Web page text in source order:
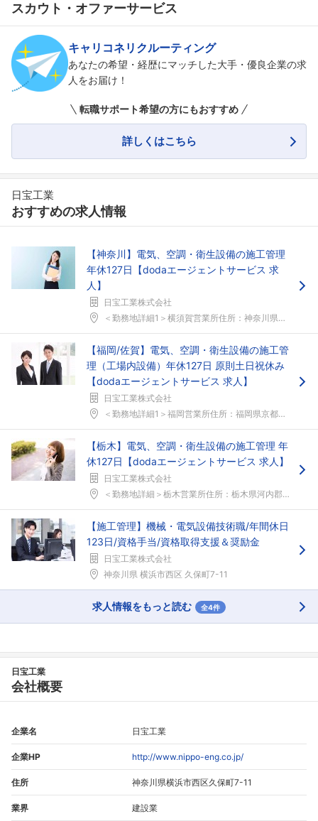
スカウト・オファーサービス
キャリコネリクルーティング
あなたの希望・経歴にマッチした大手・優良企業の求
人をお届け！
転職サポート希望の方にもおすすめ
詳しくはこちら
日宝工業
おすすめの求人情報
【神奈川】電気、空調・衛生設備の施工管理
年休127日【dodaエージェントサービス 求
人】
日宝工業株式会社
＜勤務地詳細1＞横須賀営業所住所：神奈川県横須賀市...
【福岡/佐賀】電気、空調・衛生設備の施工管
理（工場内設備）年休127日 原則土日祝休み
【dodaエージェントサービス 求人】
日宝工業株式会社
＜勤務地詳細1＞福岡営業所住所：福岡県京都郡苅田町...
【栃木】電気、空調・衛生設備の施工管理 年
休127日【dodaエージェントサービス 求人】
日宝工業株式会社
＜勤務地詳細＞栃木営業所住所：栃木県河内郡上三川町...
【施工管理】機械・電気設備技術職/年間休日
123日/資格手当/資格取得支援＆奨励金
日宝工業株式会社
神奈川県 横浜市西区 久保町7-11
求人情報をもっと読む 全4件
日宝工業
会社概要
企業名 日宝工業
企業HP http://www.nippo-eng.co.jp/
住所 神奈川県横浜市西区久保町7-11
業界 建設業